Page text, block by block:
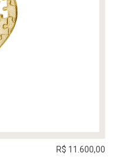
R$ 11.600,00